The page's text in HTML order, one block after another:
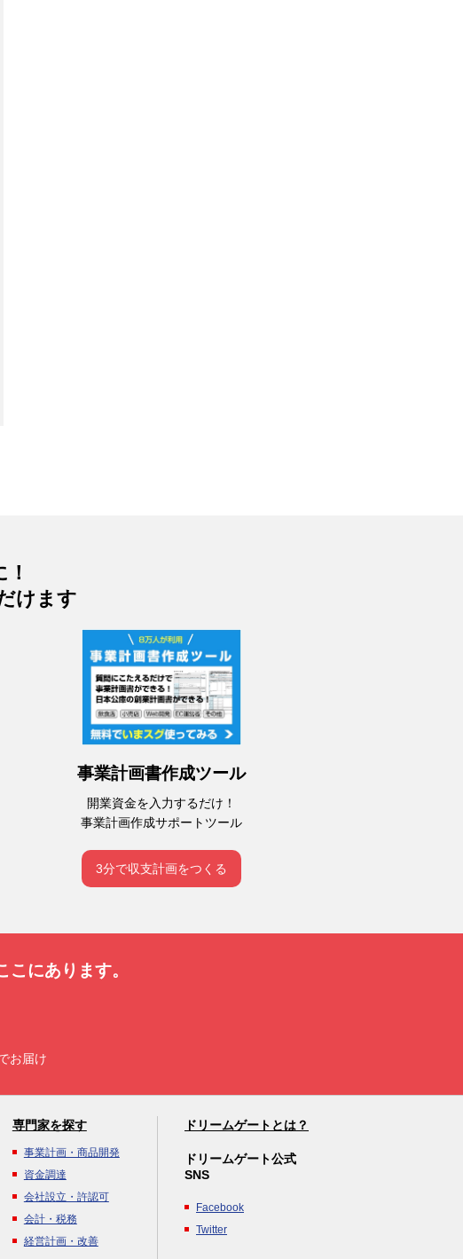
けます
事業計画書作成ツール
開業資金を入力するだけ！
事業計画作成サポートツール
3分で収支計画をつくる
こにあります。
お届け
専門家を探す
事業計画・商品開発
資金調達
会社設立・許認可
会計・税務
経営計画・改善
ドリームゲートとは？
ドリームゲート公式
SNS
Facebook
Twitter